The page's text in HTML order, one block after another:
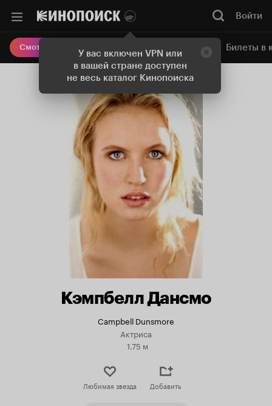
У вас включен VPN или
в вашей стране доступен
не весь каталог Кинопоиска
Войти
Смотреть кино Онлайн-кинотеатр Билеты в
Кэмпбелл Дансмо
Campbell Dunsmore
Актриса
1.75 м
Любимая звезда Добавить